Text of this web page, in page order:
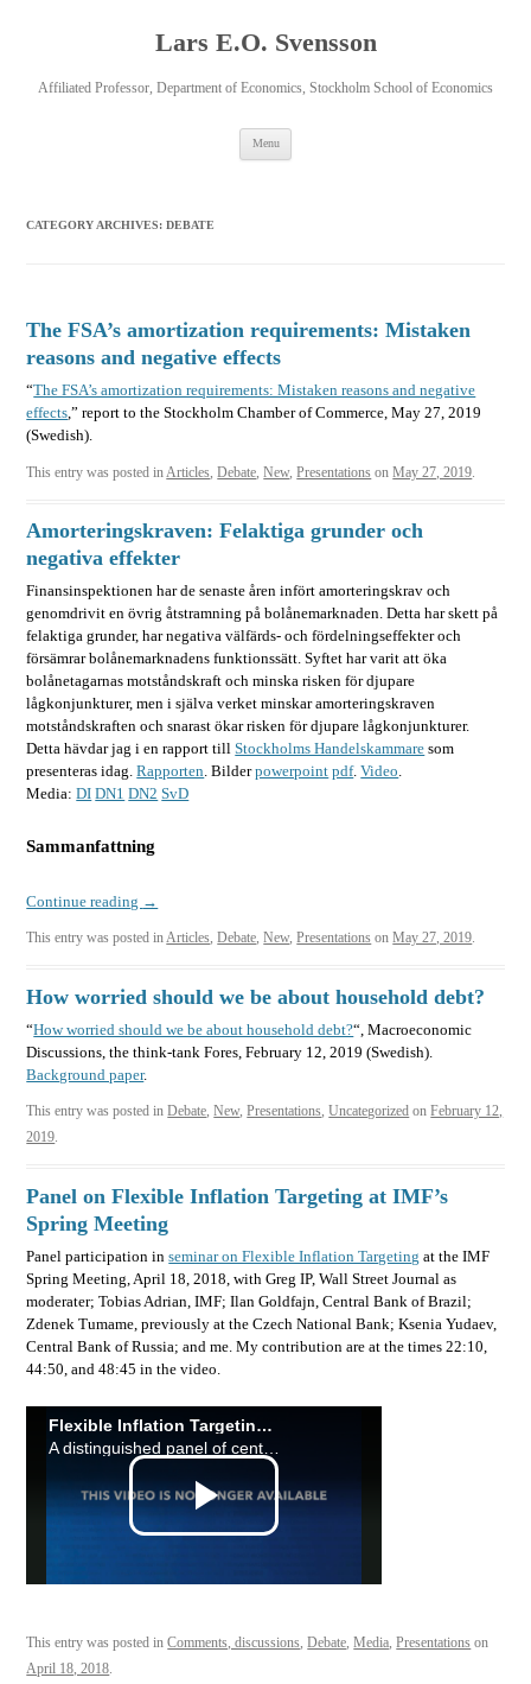
Lars E.O. Svensson
Affiliated Professor, Department of Economics, Stockholm School of Economics
Menu
Skip
CATEGORY ARCHIVES:DEBATE
The FSA’s amortization requirements: Mistaken
reasons and negative effects
“The FSA’s amortization requirements: Mistaken reasons and negative
effects,” report to the Stockholm Chamber of Commerce, May 27, 2019
(Swedish).
This entry was posted in Articles ,Debate ,New,Presentations onMay 27, 2019
Amorteringskraven: Felaktiga grunder och
negativa effekter
Finansinspektionen har de senaste åren infört amorteringskrav och
genomdrivit en övrig åtstramning på bolånemarknaden. Detta har skett på
felaktiga grunder, har negativa välfärds- och fördelningseffekter och
försämrar bolånemarknadens funktionssätt. Syftet har varit att öka
bolånetagarnas motståndskraft och minska risken för djupare
lågkonjunkturer, men i själva verket minskar amorteringskraven
motståndskraften och snarast ökar risken för djupare lågkonjunkturer.
Detta hävdar jag i en rapport tillStockholms Handelskammare som
presenteras idag.Rapporten. Bilderpowerpoint pdf.Video.
Media:DI DN1 DN2 SvD
Sammanfattning
Continue reading →
This entry was posted inArticles,Debate,New,Presentations onMay 27, 2019.
How worried should we be about household debt?
“How worried should we be about household debt?“, Macroeconomic
Discussions, the think-tank Fores, February 12, 2019 (Swedish).
Background paper.
This entry was posted inDebate,New,Presentations,Uncategorized onFebruary 12,
2019.
Panel on Flexible Inflation Targeting at IMF’s
Spring Meeting
Panel participation inseminar on Flexible Inflation Targeting at the IMF
Spring Meeting, April 18, 2018, with Greg IP, Wall Street Journal as
moderater; Tobias Adrian, IMF; Ilan Goldfajn, Central Bank of Brazil;
Zdenek Tumame, previously at the Czech National Bank; Ksenia Yudaev,
Central Bank of Russia; and me. My contribution are at the times 22:10,
44:50, and 48:45 in the video.
This entry was posted inComments, discussions ,Debate ,Media ,Presentations on
April 18, 2018